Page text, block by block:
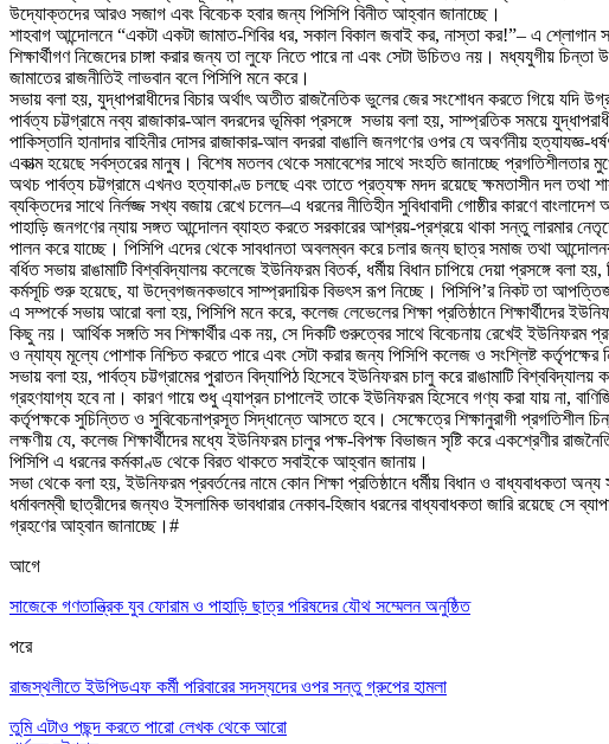
উদ্যোক্তদের আরও সজাগ এবং বিবেচক হবার জন্য পিসিপি বিনীত আহ্বান জানাচ্ছে।
শাহবাগ আন্দোলনে “একটা একটা জামাত-শিবির ধর, সকাল বিকাল জবাই কর, নাস্তা কর!”– এ শ্লোগান
শিক্ষার্থীগণ নিজেদের চাঙ্গা করার জন্য তা লুফে নিতে পারে না এবং সেটা উচিতও নয়। মধ্যযুগীয়
জামাতের রাজনীতিই লাভবান বলে পিসিপি মনে করে।
সভায় বলা হয়, যুদ্ধাপরাধীদের বিচার অর্থাৎঅতীত রাজনৈতিক ভুলের জের সংশোধন করতে গিয়ে যদি
পার্বত্য চট্টগ্রামে নব্য রাজাকার-আল বদরদের ভূমিকা প্রসঙ্গে সভায় বলা হয়, সাম্প্রতিক সময়ে
পাকিস্তানি হানাদার বাহিনীর দোসর রাজাকার-আল বদররা বাঙালি জনগণের ওপর যে অবর্ণনীয়
একাত্ম হয়েছে সর্বস্তরের মানুষ। বিশেষ মতলব থেকে সমাবেশের সাথে সংহতি জানাচ্ছে প্রগতিশীলতার
অথচ পার্বত্য চট্টগ্রামে এখনও হত্যাকাণ্ড চলছে এবং তাতে প্রত্যক্ষ মদদ রয়েছে ক্ষমতাসীন দল তথা
ব্যক্তিদের সাথে নির্লজ্জ সখ্য বজায় রেখে চলেন–এ ধরনের নীতিহীন সুবিধাবাদী গোষ্ঠীর কারণে
পাহাড়ি জনগণের ন্যায় সঙ্গত আন্দোলন ব্যাহত করতে সরকারের আশ্রয়-প্রশ্রয়ে থাকা সন্তু লারমার
পালন করে যাচ্ছে। পিসিপি এদের থেকে সাবধানতা অবলম্বন করে চলার জন্য ছাত্র সমাজ তথা
বর্ধিত সভায় রাঙামাটি বিশ্ববিদ্যালয় কলেজে ইউনিফরম বিতর্ক, ধর্মীয় বিধান চাপিয়ে দেয়া প্রসঙ্গে বলা
কর্মসূচি শুরু হয়েছে, যা উদ্বেগজনকভাবে সাম্প্রদায়িক বিভৎস রূপ নিচ্ছে। পিসিপি’র নিকট তা
এ সম্পর্কে সভায় আরো বলা হয়, পিসিপি মনে করে, কলেজ লেভেলের শিক্ষা প্রতিষ্ঠানে শিক্ষার্থীদের
কিছু নয়। আর্থিক সঙ্গতি সব শিক্ষার্থীর এক নয়, সে দিকটি গুরুত্বের সাথে বিবেচনায় রেখেই ইউনিফরম
ও ন্যায্য মূল্যে পোশাক নিশ্চিত করতে পারে এবং সেটা করার জন্য পিসিপি কলেজ ও সংশ্লিষ্ট কর্তৃপক্ষের
সভায় বলা হয়, পার্বত্য চট্টগ্রামের পুরাতন বিদ্যাপিঠ হিসেবে ইউনিফরম চালু করে রাঙামাটি
গ্রহণযাগ্য হবে না। কারণ গায়ে শুধু এ্যাপ্রন চাপালেই তাকে ইউনিফরম হিসেবে গণ্য করা যায় না,
কর্তৃপক্ষকে সুচিন্তিত ও সুবিবেচনাপ্রসূত সিদ্ধান্তে আসতে হবে। সেক্ষেত্রে শিক্ষানুরাগী
লক্ষণীয় যে, কলেজ শিক্ষার্থীদের মধ্যে ইউনিফরম চালুর পক্ষ-বিপক্ষ বিভাজন সৃষ্টি করে একশ্রেণীর
পিসিপি এ ধরনের কর্মকাণ্ড থেকে বিরত থাকতে সবাইকে আহ্বান জানায়।
সভা থেকে বলা হয়, ইউনিফরম প্রবর্তনের নামে কোন শিক্ষা প্রতিষ্ঠানে ধর্মীয় বিধান ও বাধ্যবাধকতা অন্য
ধর্মাবলম্বী ছাত্রীদের জন্যও ইসলামিক ভাবধারার নেকাব-হিজাব ধরনের বাধ্যবাধকতা জারি রয়েছে সে
গ্রহণের আহ্বান জানাচ্ছে।#
আগে
সাজেকে গণতান্ত্রিক যুব ফোরাম ও পাহাড়ি ছাত্র পরিষদের যৌথ সম্মেলন অনুষ্ঠিত
পরে
রাজস্থলীতে ইউপিডএফ কর্মী পরিবারের সদস্যদের ওপর সন্তু গ্রুপের হামলা
তুমি এটাও পছন্দ করতে পারো লেখক থেকে আরো